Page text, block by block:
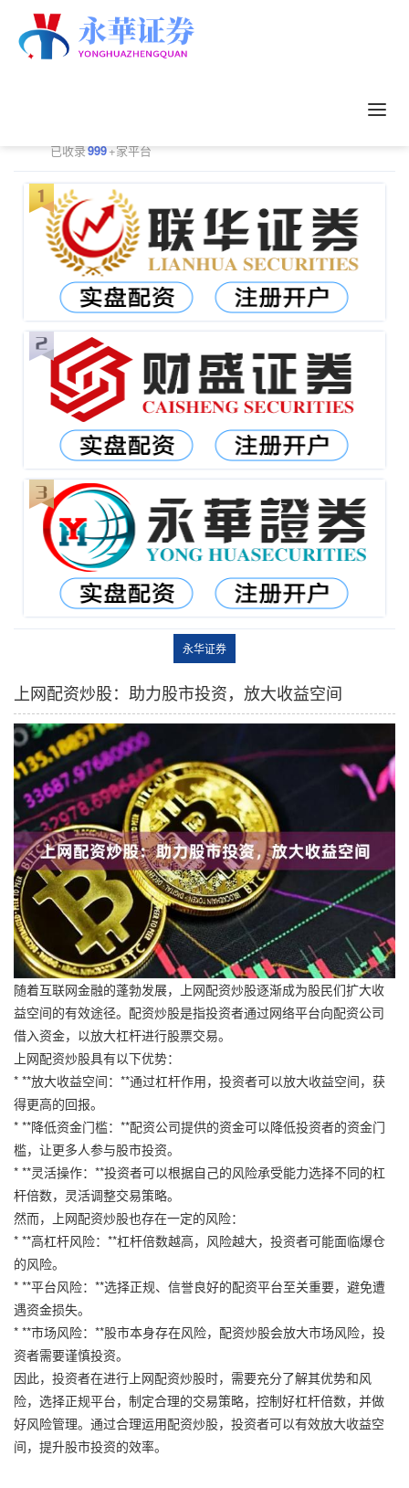
已收录999+家平台
永华证券
上网配资炒股：助力股市投资，放大收益空间
随着互联网金融的蓬勃发展，上网配资炒股逐渐成为股民们扩大收
益空间的有效途径。配资炒股是指投资者通过网络平台向配资公司
借入资金，以放大杠杆进行股票交易。
上网配资炒股具有以下优势：
* **放大收益空间：**通过杠杆作用，投资者可以放大收益空间，获
得更高的回报。
* **降低资金门槛：**配资公司提供的资金可以降低投资者的资金门
槛，让更多人参与股市投资。
* **灵活操作：**投资者可以根据自己的风险承受能力选择不同的杠
杆倍数，灵活调整交易策略。
然而，上网配资炒股也存在一定的风险：
* **高杠杆风险：**杠杆倍数越高，风险越大，投资者可能面临爆仓
的风险。
* **平台风险：**选择正规、信誉良好的配资平台至关重要，避免遭
遇资金损失。
* **市场风险：**股市本身存在风险，配资炒股会放大市场风险，投
资者需要谨慎投资。
因此，投资者在进行上网配资炒股时，需要充分了解其优势和风
险，选择正规平台，制定合理的交易策略，控制好杠杆倍数，并做
好风险管理。通过合理运用配资炒股，投资者可以有效放大收益空
间，提升股市投资的效率。